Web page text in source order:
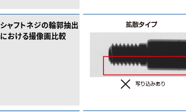
シャフトネジの輪郭抽出
における撮像画比較